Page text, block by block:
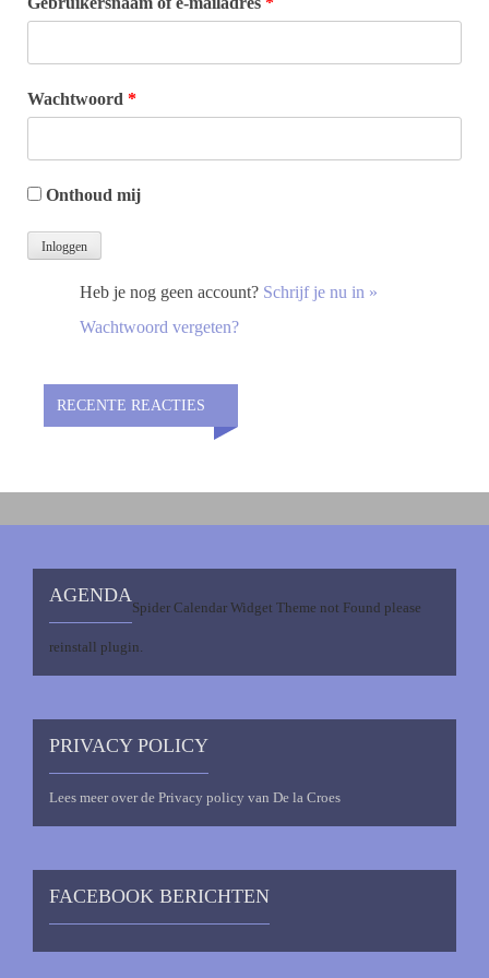
Wachtwoord *
Onthoud mij
Heb je nog geen account? Schrijf je nu in »
Wachtwoord vergeten?
RECENTE REACTIES
AGENDA
Spider Calendar Widget Theme not Found please
reinstall plugin.
PRIVACY POLICY
Lees meer over de Privacy policy van De la Croes
FACEBOOK BERICHTEN